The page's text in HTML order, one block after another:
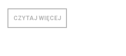
CZYTAJ WIĘCEJ